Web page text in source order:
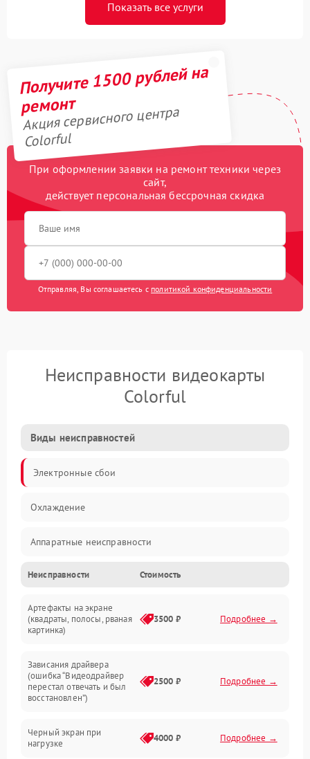
Показать все услуги
Получите 1500 рублей на
ремонт
Акция сервисного центра
Colorful
При оформлении заявки на ремонт техники через
сайт,
действует персональная бессрочная скидка
Отправляя, Вы соглашаетесь с политикой конфиденциальности
Неисправности видеокарты
Colorful
Виды неисправностей
Электронные сбои
Охлаждение
Аппаратные неисправности
Перегрев и термопроблемы
Видео
Интерфейсные и коммуникационные проблемы
Электропитание
Неисправности Стоимость
Артефакты на экране
(квадраты, полосы, рваная
картинка)
3500 ₽ Подробнее →
Зависания драйвера
(ошибка “Видеодрайвер
перестал отвечать и был
восстановлен”)
2500 ₽ Подробнее →
Черный экран при
нагрузке
4000 ₽ Подробнее →